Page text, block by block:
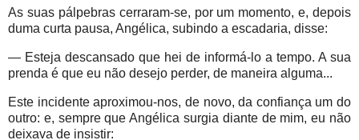
As suas pálpebras cerraram-se, por um momento, e, depois
duma curta pausa, Angélica, subindo a escadaria, disse:
— Esteja descansado que hei de informá-lo a tempo. A sua
prenda é que eu não desejo perder, de maneira alguma...
Este incidente aproximou-nos, de novo, da confiança um do
outro: e, sempre que Angélica surgia diante de mim, eu não
deixava de insistir: